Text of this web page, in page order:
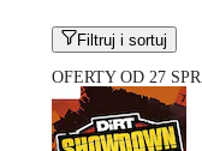
Filtruj i sortuj
OFERTY OD 27